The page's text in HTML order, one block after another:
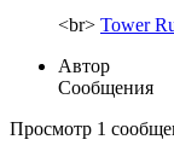
<br> Tower
Автор
Сообщения
Просмотр 1